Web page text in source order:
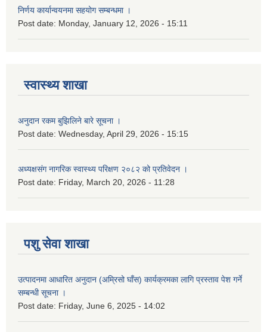
निर्णय कार्यान्वयनमा सहयोग सम्बन्धमा ।
Post date: Monday, January 12, 2026 - 15:11
स्वास्थ्य शाखा
अनुदान रकम बुझिलिने बारे सूचना ।
Post date: Wednesday, April 29, 2026 - 15:15
अध्यक्षसंग नागरिक स्वास्थ्य परिक्षण २०८२ को प्रतिवेदन ।
Post date: Friday, March 20, 2026 - 11:28
पशु सेवा शाखा
उत्पादनमा आधारित अनुदान (अम्रिसो घाँस) कार्यक्रमका लागि प्रस्ताव पेश गर्ने
सम्बन्धी सूचना ।
Post date: Friday, June 6, 2025 - 14:02